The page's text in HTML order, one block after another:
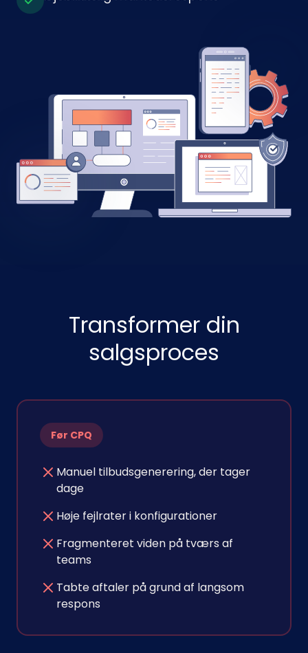
Transformer din
salgsproces
Før CPQ
Manuel tilbudsgenerering, der tager
dage
Høje fejlrater i konfigurationer
Fragmenteret viden på tværs af
teams
Tabte aftaler på grund af langsom
respons